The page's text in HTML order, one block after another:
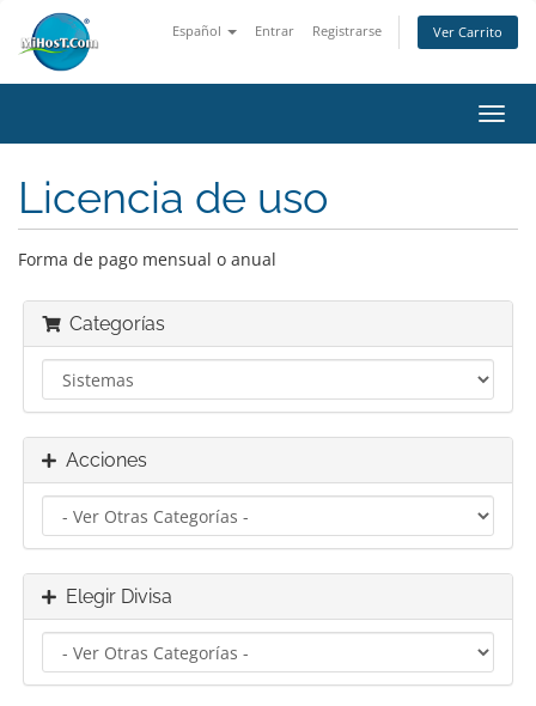
Español Entrar Registrarse Ver Carrito
Licencia de uso
Forma de pago mensual o anual
Categorías
Acciones
Elegir Divisa